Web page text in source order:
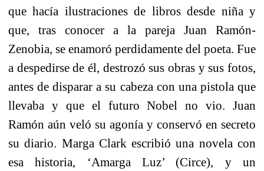
que hacía ilustraciones de libros desde niña y
que, tras conocer a la pareja Juan Ramón-
Zenobia, se enamoró perdidamente del poeta. Fue
a despedirse de él, destrozó sus obras y sus fotos,
antes de disparar a su cabeza con una pistola que
llevaba y que el futuro Nobel no vio. Juan
Ramón aún veló su agonía y conservó en secreto
su diario. Marga Clark escribió una novela con
esa historia, ‘Amarga Luz’ (Circe), y un